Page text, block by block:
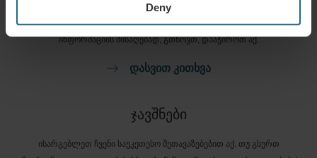
Deny
ნებისმიერი კითხვის შემთხვევაში, გთხოვთ, მოგვმართოთ. ჩვენს
ლოიალობის პროგრამასთან დაკავშირებულ კითხვებსა და პასუხებზე
ინფორმაციის მისაღებად, გთხოვთ, დააჭიროთ აქ.
ᲓᲐᲡᲕᲘᲗ ᲙᲘᲗᲮᲕᲐ
ჯავშნები
ისარგებლეთ ჩვენი საუკეთესო შეთავაზებებით აქ. თუ გსურთ